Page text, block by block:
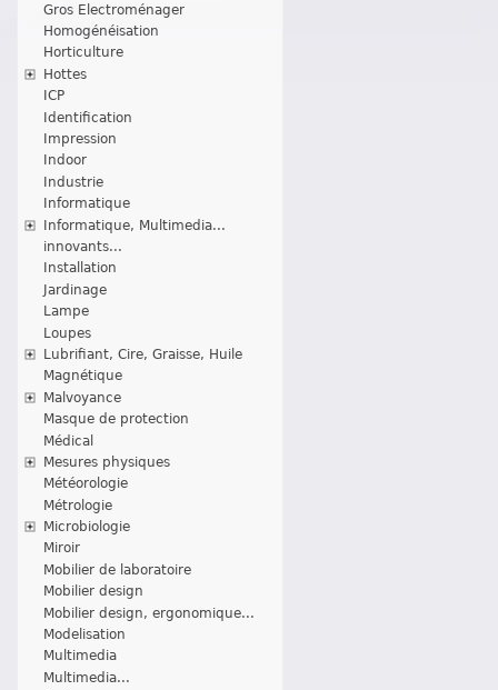
Gros Electroménager
Homogénéisation
Horticulture
Hottes
ICP
Identification
Impression
Indoor
Industrie
Informatique
Informatique, Multimedia...
innovants...
Installation
Jardinage
Lampe
Loupes
Lubrifiant, Cire, Graisse, Huile
Magnétique
Malvoyance
Masque de protection
Médical
Mesures physiques
Météorologie
Métrologie
Microbiologie
Miroir
Mobilier de laboratoire
Mobilier design
Mobilier design, ergonomique...
Modelisation
Multimedia
Multimedia...